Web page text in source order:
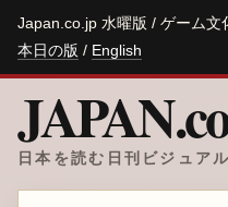
Japan.co.jp 水曜版 / ゲーム文
本日の版 / English
日本を読む日刊ビジュア